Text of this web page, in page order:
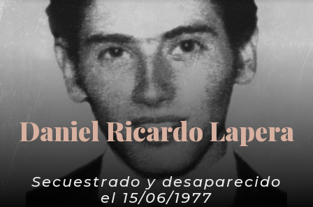
Daniel Ricardo Lapera
Secuestrado y desaparecido
el 15/06/1977